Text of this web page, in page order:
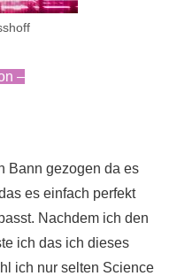
–
Bann gezogen da es
es einfach perfekt
Nachdem ich den
ich das ich dieses
ich nur selten Science